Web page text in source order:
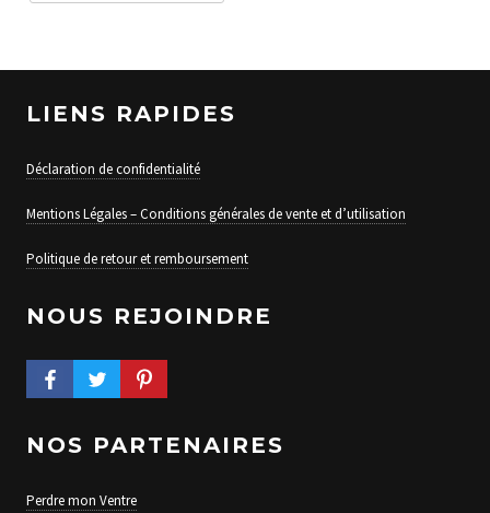
LIENS RAPIDES
Déclaration de confidentialité
Mentions Légales – Conditions générales de vente et d’utilisation
Politique de retour et remboursement
NOUS REJOINDRE
FACEBOOK PROFILE
TWITTER PROFILEPINTEREST PROFILE
NOS PARTENAIRES
Perdre mon Ventre